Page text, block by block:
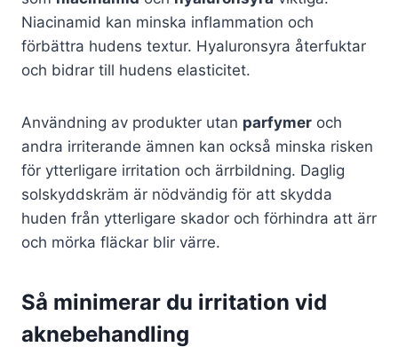
Niacinamid kan minska inflammation och
förbättra hudens textur. Hyaluronsyra återfuktar
och bidrar till hudens elasticitet.
Användning av produkter utan parfymer och
andra irriterande ämnen kan också minska risken
för ytterligare irritation och ärrbildning. Daglig
solskyddskräm är nödvändig för att skydda
huden från ytterligare skador och förhindra att ärr
och mörka fläckar blir värre.
Så minimerar du irritation vid
aknebehandling